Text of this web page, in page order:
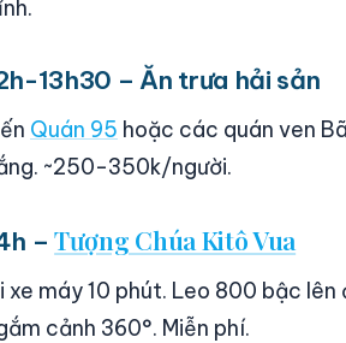
13h30 – Ăn trưa hải sản
Quán 95 hoặc các quán ven
~250-350k/người.
–Tượng Chúa Kitô Vua
xe máy 10 phút. Leo 800 bậc
cảnh 360°. Miễn phí.